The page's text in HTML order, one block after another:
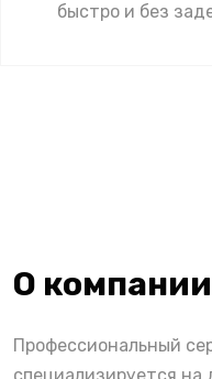
быстро и без
О компании
Профессиональный